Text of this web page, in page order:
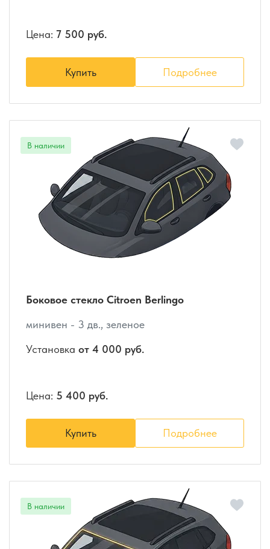
Цена: 7 500 руб.
Купить Подробнее
Боковое стекло Citroen Berlingo
минивен - 3 дв., зеленое
Установка от 4 000 руб.
Цена: 5 400 руб.
Купить Подробнее